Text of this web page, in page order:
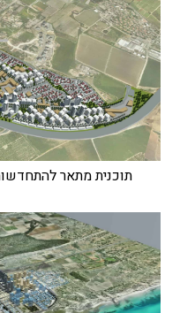
תוכנית מתאר